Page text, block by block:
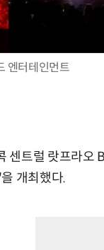
엔터테인먼트
센트럴 랏프라오
개최했다.